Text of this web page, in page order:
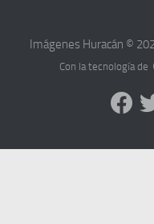
Imágenes Huracán ©
Con la tecnología de